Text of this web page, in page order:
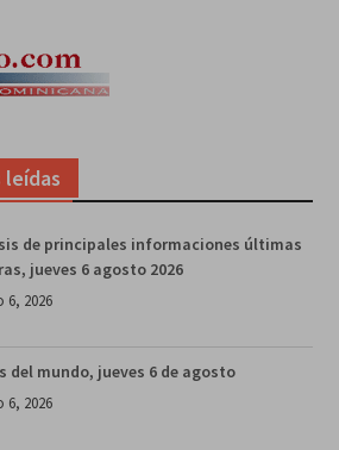
leídas
de principales informaciones últimas
jueves 6 agosto 2026
6, 2026
del mundo, jueves 6 de agosto
6, 2026